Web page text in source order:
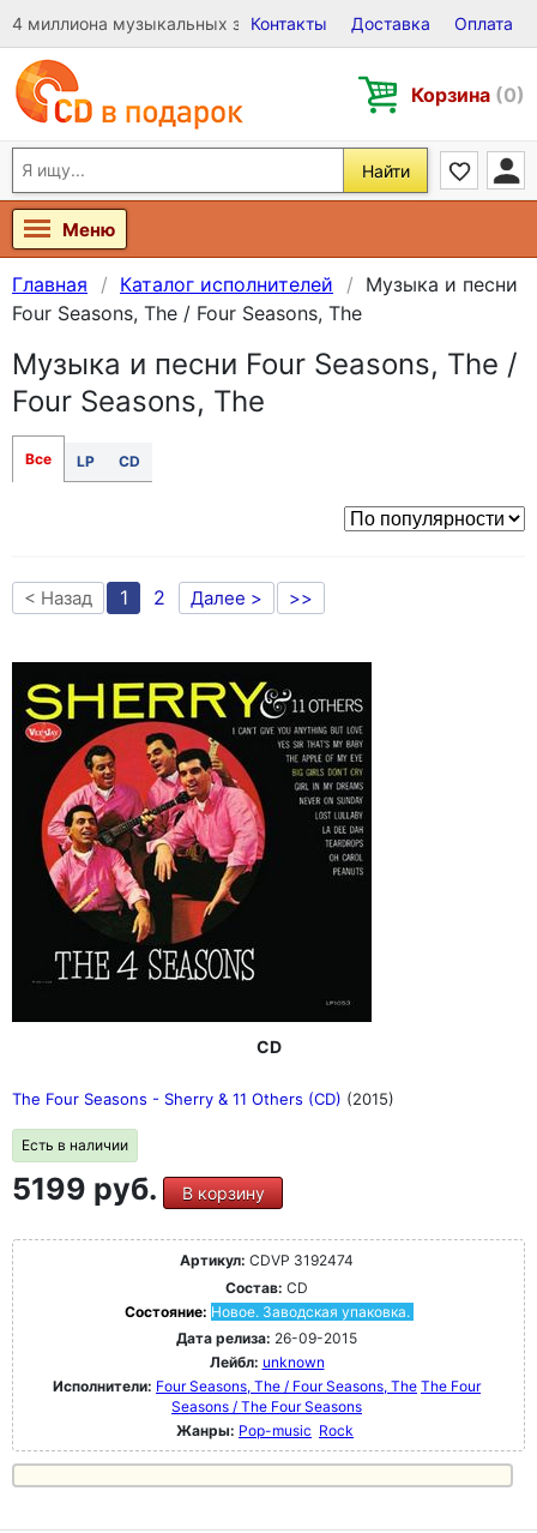
4 миллиона музыкальных записей на Виниле, CD и DVD
Контакты Доставка Оплата
Корзина (0)
Найти
Меню
Главная Каталог исполнителей
Музыка и песни
Four Seasons, The / Four Seasons, The
Музыка и песни Four Seasons, The /
Four Seasons, The
Все LP CD
< Назад 1 2 Далее > >>
CD
The Four Seasons - Sherry & 11 Others (CD) (2015)
Есть в наличии
5199 руб. В корзину
Артикул: CDVP 3192474
Состав: CD
Состояние: Новое. Заводская упаковка.
Дата релиза: 26-09-2015
Лейбл: unknown
Исполнители: Four Seasons, The / Four Seasons, The The Four
Seasons / The Four Seasons
Жанры: Pop-music Rock